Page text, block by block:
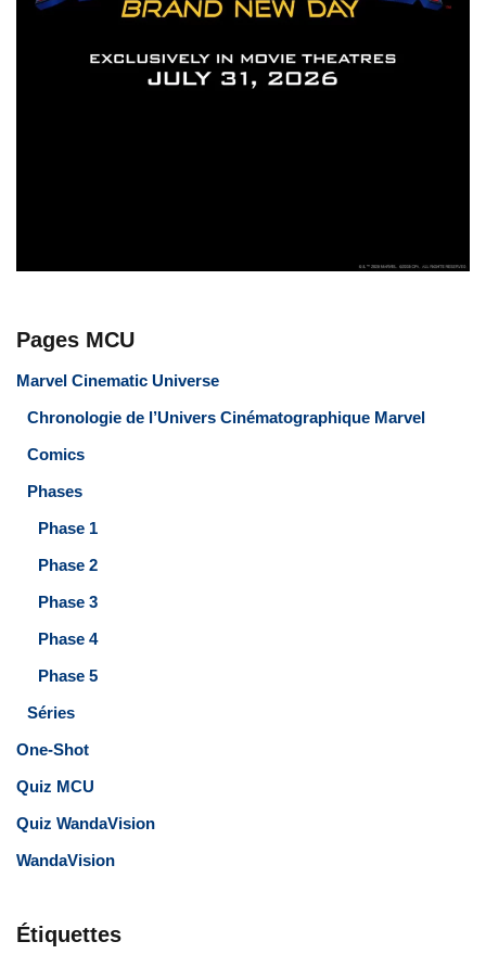
Pages MCU
Marvel Cinematic Universe
Chronologie de l’Univers Cinématographique Marvel
Comics
Phases
Phase 1
Phase 2
Phase 3
Phase 4
Phase 5
Séries
One-Shot
Quiz MCU
Quiz WandaVision
WandaVision
Étiquettes